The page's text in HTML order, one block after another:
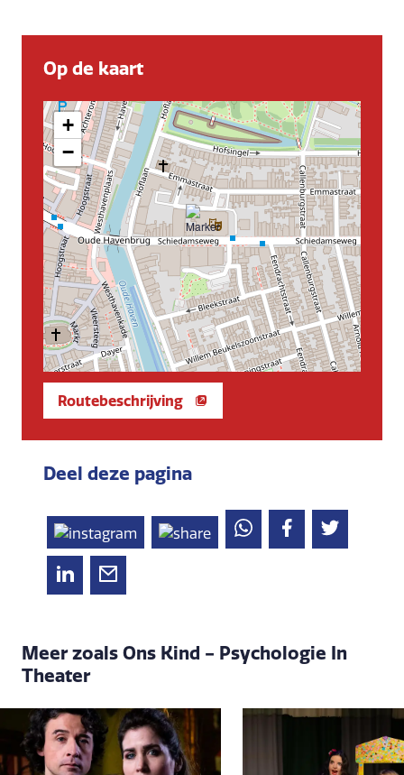
Op de kaart
+
−
Routebeschrijving
Deel deze pagina
Meer zoals Ons Kind - Psychologie In
Theater